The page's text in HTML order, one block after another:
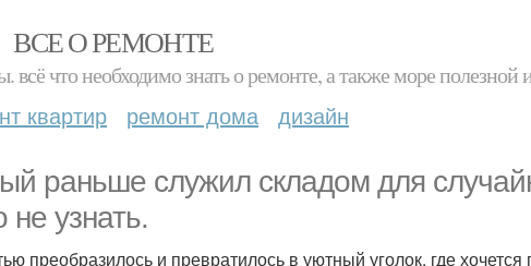
ВСЕ О РЕМОНТЕ
всё что необходимо знать о ремонте, а также море
квартир ремонт дома дизайн
раньше служил складом для
не узнать.
преобразилось и превратилось в уютный уголок, где